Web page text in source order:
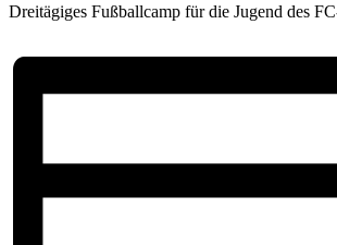
Dreitägiges Fußballcamp für die Jugend des